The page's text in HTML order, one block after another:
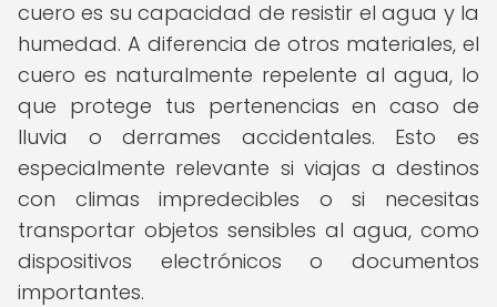
cuero es su capacidad de resistir el agua y la
humedad. A diferencia de otros materiales, el
cuero es naturalmente repelente al agua, lo
que protege tus pertenencias en caso de
lluvia o derrames accidentales. Esto es
especialmente relevante si viajas a destinos
con climas impredecibles o si necesitas
transportar objetos sensibles al agua, como
dispositivos electrónicos o documentos
importantes.